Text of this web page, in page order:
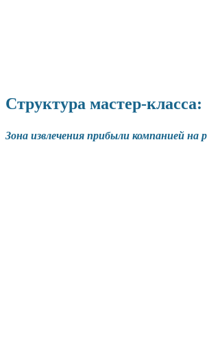
Структура мастер-класса:
Зона извлечения прибыли компанией